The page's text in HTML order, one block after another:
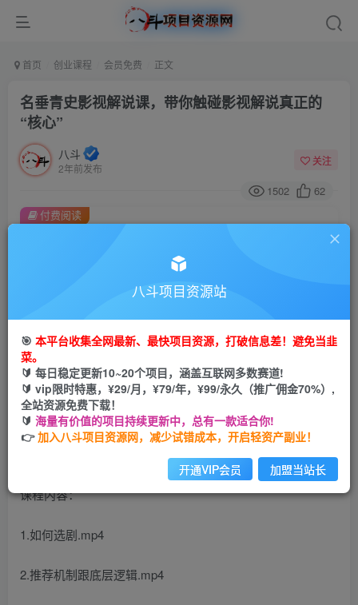
首页 创业课程 会员免费 正文
名垂青史影视解说课，带你触碰影视解说真正的
“核心”
八斗
2年前发布
关注
1502 62
此内容为付费阅读，请付费后查看
金币9.9金币99
会员免费
您当前未登录！建议登陆后购买，可保存购买订单
付费阅读
课程内容：
1.如何选剧.mp4
2.推荐机制跟底层逻辑.mp4
八斗项目资源站
🎯 本平台收集全网最新、最快项目资源，打破信息差！避免当韭
菜。
🔰 每日稳定更新10~20个项目，涵盖互联网多数赛道!
🔰 vip限时特惠，¥29/月，¥79/年，¥99/永久（推广佣金70%）,
全站资源免费下载！
🔰 海量有价值的项目持续更新中，总有一款适合你!
👉加入八斗项目资源网，减少试错成本，开启轻资产副业！
开通VIP会员 加盟当站长